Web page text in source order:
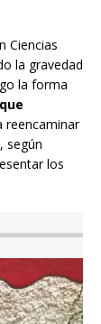
Ciencias
la gravedad
la forma
que
reencaminar
según
los